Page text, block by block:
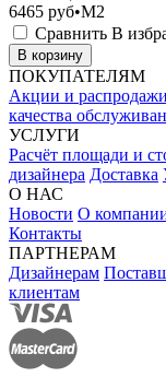
6465 руб•M2
Сравнить В
В корзину
ПОКУПАТЕЛЯМ
Акции и распродажи
качества
УСЛУГИ
Расчёт площади и
дизайнера Доставка
О НАС
Новости О
Контакты
ПАРТНЕРАМ
Дизайнерам
клиентам